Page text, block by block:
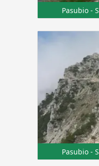
Pasubio -
Pasubio -